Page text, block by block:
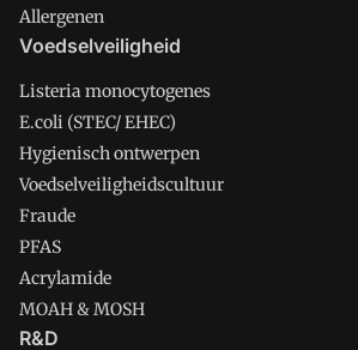
Allergenen
Voedselveiligheid
Listeria monocytogenes
E.coli (STEC/ EHEC)
Hygienisch ontwerpen
Voedselveiligheidscultuur
Fraude
PFAS
Acrylamide
MOAH & MOSH
R&D